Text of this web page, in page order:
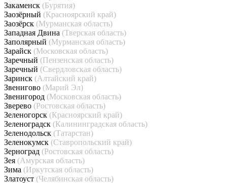
Закаменск (Бурятия)
Заозёрный (Красноярский край)
Заозёрск (Мурманская область)
Западная Двина (Тверская область)
Заполярный (Мурманская область)
Зарайск (Московская область)
Заречный (Пензенская область)
Заречный (Свердловская область)
Заринск (Алтайский край)
Звенигово (Марий Эл)
Звенигород (Московская область)
Зверево (Ростовская область)
Зеленогорск (Красноярский край)
Зеленоградск (Калининградская область)
Зеленодольск (Татарстан)
Зеленокумск (Ставропольский край)
Зерноград (Ростовская область)
Зея (Амурская область)
Зима (Иркутская область)
Златоуст (Челябинская область)